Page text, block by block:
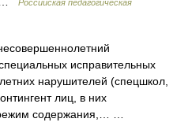
Российская педагогическая
исправительных
нарушителей (спецшкол,
лиц, в них
содержания,… …